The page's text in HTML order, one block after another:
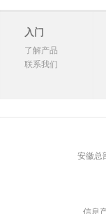
入门
了解产品
联系我们
安徽总
信息